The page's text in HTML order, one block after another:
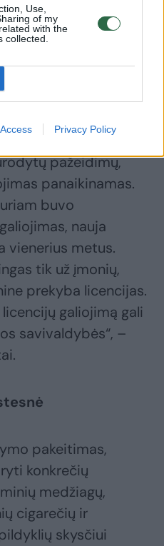
Use,
of my
with the
collected.
Privacy Policy
sustabdęs licencijų
su tabako
galiojimo.
asmuo, kuriam
galiojimas, per
nustatytą
pažeidimų,
panaikinamas.
buvo
nauja
vienerius metus.
tik už įmonių,
prekyba licencijas.
galiojimą gali
savivaldybės“, –
pakeitimas,
konkrečių
medžiagų,
cigarečių ir
skysčiui